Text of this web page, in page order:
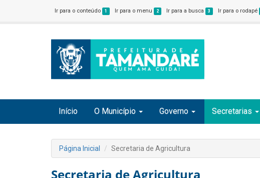
Ir para o conteúdo 1 Ir para o menu 2 Ir para a busca 3 Ir para o rodapé
Início O Município Governo Secretarias
Página Inicial Secretaria de Agricultura
Secretaria de Agricultura